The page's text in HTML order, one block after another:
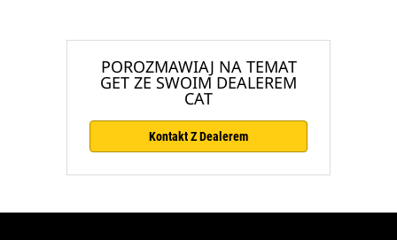
POROZMAWIAJ NA TEMAT
GET ZE SWOIM DEALEREM
CAT
Kontakt Z Dealerem